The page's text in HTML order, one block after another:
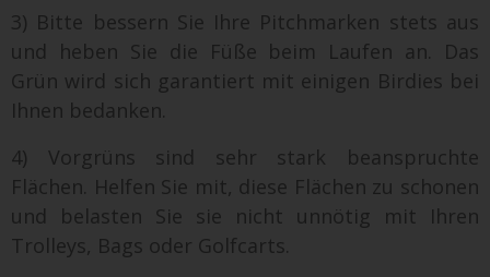
3) Bitte bessern Sie Ihre Pitchmarken stets aus
und heben Sie die Füße beim Laufen an. Das
Grün wird sich garantiert mit einigen Birdies bei
Ihnen bedanken.
4) Vorgrüns sind sehr stark beanspruchte
Flächen. Helfen Sie mit, diese Flächen zu schonen
und belasten Sie sie nicht unnötig mit Ihren
Trolleys, Bags oder Golfcarts.